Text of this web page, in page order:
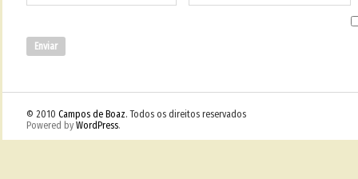
© 2010 Campos de Boaz. Todos os direitos reservados
Powered by WordPress.